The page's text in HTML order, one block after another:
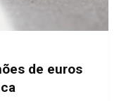
de euros